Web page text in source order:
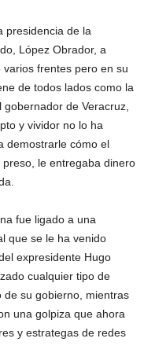
presidencia de la
López Obrador, a
frentes pero en su
de todos lados como la
de Veracruz,
y vividor no lo ha
demostrarle cómo el
le entregaba dinero
fue ligado a una
que se le ha venido
expresidente Hugo
cualquier tipo de
de su gobierno, mientras
una golpiza que ahora
y estrategas de redes